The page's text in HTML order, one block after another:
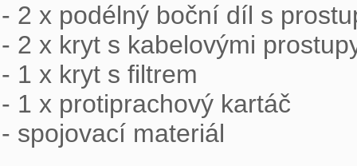
- 2 x podélný boční díl s
- 2 x kryt s kabelovými
- 1 x kryt s filtrem
- 1 x protiprachový kartáč
- spojovací materiál